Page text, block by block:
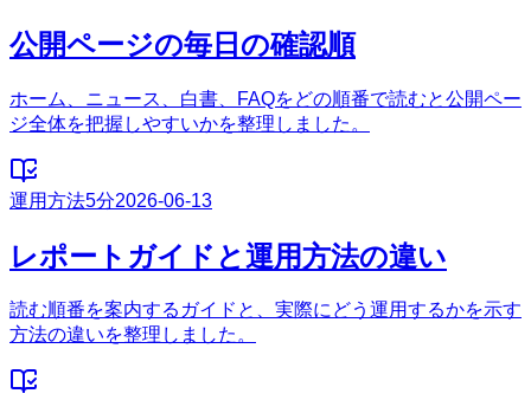
公開ページの毎日の確認順
ホーム、ニュース、白書、FAQをどの順番で読むと公開ペー
ジ全体を把握しやすいかを整理しました。
運用方法5分2026-06-13
レポートガイドと運用方法の違い
読む順番を案内するガイドと、実際にどう運用するかを示す
方法の違いを整理しました。